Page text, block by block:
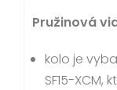
Pružinová
kolo je
SF15-